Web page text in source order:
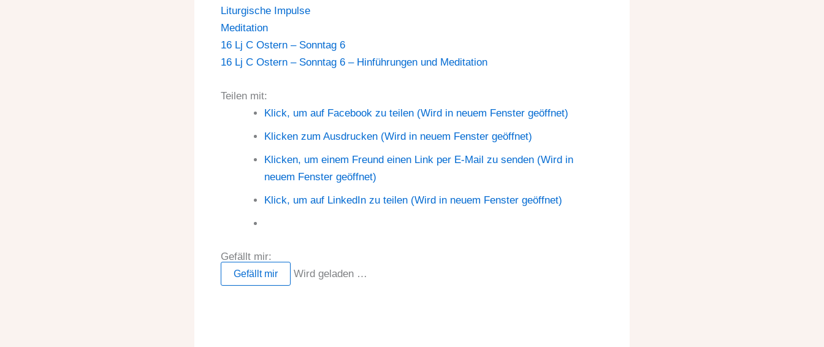
Liturgische Impulse
Meditation
16 Lj C Ostern – Sonntag 6
16 Lj C Ostern – Sonntag 6 – Hinführungen und Meditation
Teilen mit:
Klick, um auf Facebook zu teilen (Wird in neuem Fenster geöffnet)
Klicken zum Ausdrucken (Wird in neuem Fenster geöffnet)
Klicken, um einem Freund einen Link per E-Mail zu senden (Wird in
neuem Fenster geöffnet)
Klick, um auf LinkedIn zu teilen (Wird in neuem Fenster geöffnet)
Gefällt mir:
Gefällt mir Wird geladen …